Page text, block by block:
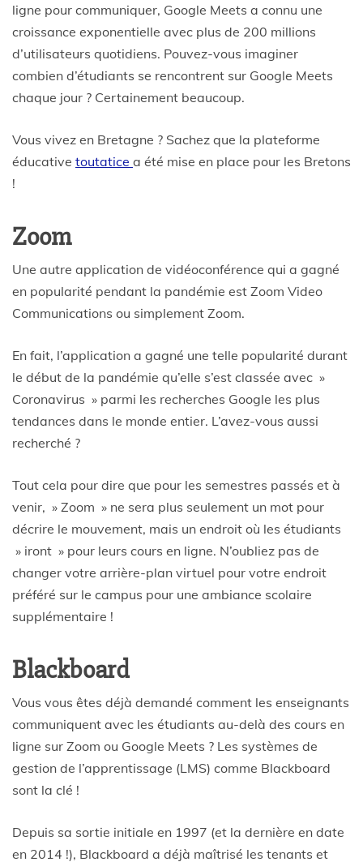
ligne pour communiquer, Google Meets a connu une
croissance exponentielle avec plus de 200 millions
d’utilisateurs quotidiens. Pouvez-vous imaginer
combien d’étudiants se rencontrent sur Google Meets
chaque jour ? Certainement beaucoup.
Vous vivez en Bretagne ? Sachez que la plateforme
éducative toutatice a été mise en place pour les Bretons
!
Zoom
Une autre application de vidéoconférence qui a gagné
en popularité pendant la pandémie est Zoom Video
Communications ou simplement Zoom.
En fait, l’application a gagné une telle popularité durant
le début de la pandémie qu’elle s’est classée avec »
Coronavirus » parmi les recherches Google les plus
tendances dans le monde entier. L’avez-vous aussi
recherché ?
Tout cela pour dire que pour les semestres passés et à
venir, » Zoom » ne sera plus seulement un mot pour
décrire le mouvement, mais un endroit où les étudiants
» iront » pour leurs cours en ligne. N’oubliez pas de
changer votre arrière-plan virtuel pour votre endroit
préféré sur le campus pour une ambiance scolaire
supplémentaire !
Blackboard
Vous vous êtes déjà demandé comment les enseignants
communiquent avec les étudiants au-delà des cours en
ligne sur Zoom ou Google Meets ? Les systèmes de
gestion de l’apprentissage (LMS) comme Blackboard
sont la clé !
Depuis sa sortie initiale en 1997 (et la dernière en date
en 2014 !), Blackboard a déjà maîtrisé les tenants et